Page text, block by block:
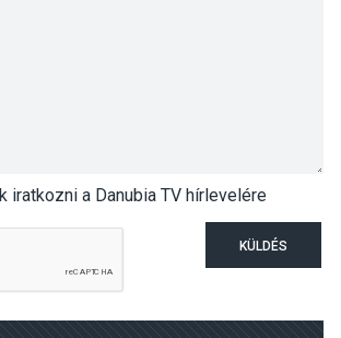
iratkozni a Danubia TV hírlevelére
KÜLDÉS